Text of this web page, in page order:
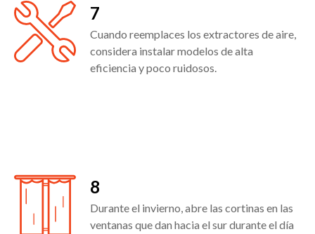
7
Cuando reemplaces los extractores de aire,
considera instalar modelos de alta
eficiencia y poco ruidosos.
8
Durante el invierno, abre las cortinas en las
ventanas que dan hacia el sur durante el día